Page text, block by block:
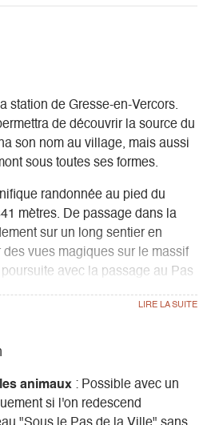
station de Gresse-en-Vercors.
de découvrir la source du
son nom au village, mais aussi
sous toutes ses formes.
randonnée au pied du
mètres. De passage dans la
sur un long sentier en
vues magiques sur le massif
avec la passage au Pas
culminant de votre sortie où l'on
animaux : Possible avec un
si l'on redescend